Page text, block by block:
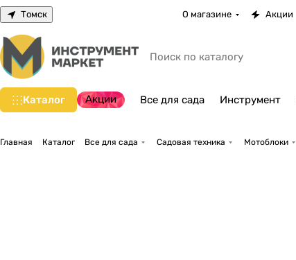
Томск О магазине Акции
Каталог Акции Все для сада Инструмент
Главная Каталог Все для сада Садовая техника Мотоблоки